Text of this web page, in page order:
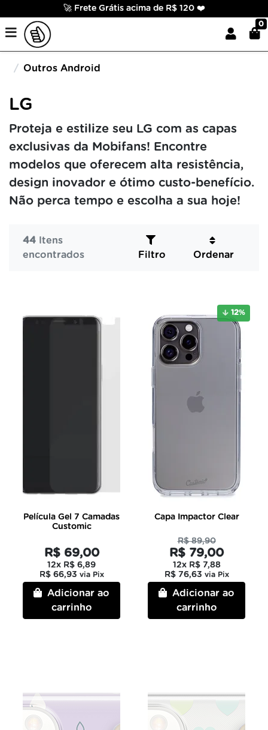
🚀 Frete Grátis acima de R$ 120 ❤️
0
Outros Android
LG
Proteja e estilize seu LG com as capas
exclusivas da Mobifans! Encontre
modelos que oferecem alta resistência,
design inovador e ótimo custo-benefício.
Não perca tempo e escolha a sua hoje!
44 Itens
encontrados
Filtro Ordenar
Película Gel 7 Camadas
Customic
R$ 69,00
12x R$ 6,89
R$ 66,93 via Pix
Adicionar ao
carrinho
12%
Capa Impactor Clear
R$ 89,90
R$ 79,00
12x R$ 7,88
R$ 76,63 via Pix
Adicionar ao
carrinho